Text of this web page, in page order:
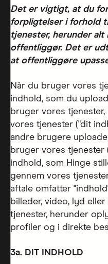
Det er vigtigt, at du
forpligtelser i forhold
tjenester, herunder alt
offentliggør. Det er
at offentliggøre
Når du bruger vores
indhold, som du
bruger vores
vores tjenester ("dit
andre brugere
bruger vores tjenester
indhold, som Hinge
gennem vores
aftale omfatter
billeder, video, lyd
tjenester, herunder
profiler og i direkte
3a. DIT INDHOLD